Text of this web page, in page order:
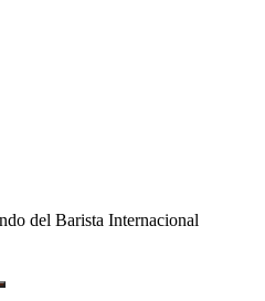
del Barista Internacional